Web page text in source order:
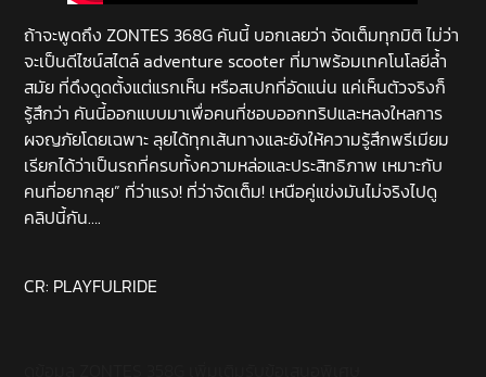
ถ้าจะพูดถึง ZONTES 368G คันนี้ บอกเลยว่า จัดเต็มทุกมิติ ไม่ว่า
จะเป็นดีไซน์สไตล์ adventure scooter ที่มาพร้อมเทคโนโลยีล้ำ
สมัย ที่ดึงดูดตั้งแต่แรกเห็น หรือสเปกที่อัดแน่น แค่เห็นตัวจริงก็
รู้สึกว่า คันนี้ออกแบบมาเพื่อคนที่ชอบออกทริปและหลงใหลการ
ผจญภัยโดยเฉพาะ ลุยได้ทุกเส้นทางและยังให้ความรู้สึกพรีเมียม
เรียกได้ว่าเป็นรถที่ครบทั้งความหล่อและประสิทธิภาพ เหมาะกับ
คนที่อยากลุย” ที่ว่าแรง! ที่ว่าจัดเต็ม! เหนือคู่แข่งมันไม่จริงไปดู
คลิปนี้กัน….
CR: PLAYFULRIDE